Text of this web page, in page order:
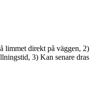
limmet direkt på väggen, 2)
3) Kan senare dras